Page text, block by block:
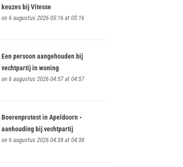
keuzes bij Vitesse
on 6 augustus 2026 05:16 at 05:16
Een persoon aangehouden bij
vechtpartij in woning
on 6 augustus 2026 04:57 at 04:57
Boerenprotest in Apeldoorn •
aanhouding bij vechtpartij
on 6 augustus 2026 04:38 at 04:38